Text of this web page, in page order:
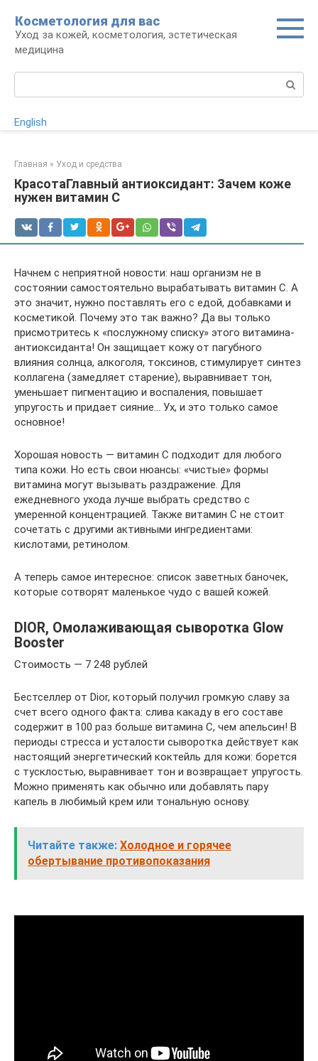
контенту
Косметология для вас
Уход за кожей, косметология, эстетическая
медицина
English
Главная » Уход и средства
КрасотаГлавный антиоксидант: Зачем коже
нужен витамин C
Начнем с неприятной новости: наш организм не в
состоянии самостоятельно вырабатывать витамин С. А
это значит, нужно поставлять его с едой, добавками и
косметикой. Почему это так важно? Да вы только
присмотритесь к «послужному списку» этого витамина-
антиоксиданта! Он защищает кожу от пагубного
влияния солнца, алкоголя, токсинов, стимулирует синтез
коллагена (замедляет старение), выравнивает тон,
уменьшает пигментацию и воспаления, повышает
упругость и придает сияние… Ух, и это только самое
основное!
Хорошая новость — витамин С подходит для любого
типа кожи. Но есть свои нюансы: «чистые» формы
витамина могут вызывать раздражение. Для
ежедневного ухода лучше выбрать средство с
умеренной концентрацией. Также витамин С не стоит
сочетать с другими активными ингредиентами:
кислотами, ретинолом.
А теперь самое интересное: список заветных баночек,
которые сотворят маленькое чудо с вашей кожей.
DIOR, Омолаживающая сыворотка Glow
Booster
Стоимость — 7 248 рублей
Бестселлер от Dior, который получил громкую славу за
счет всего одного факта: слива какаду в его составе
содержит в 100 раз больше витамина С, чем апельсин! В
периоды стресса и усталости сыворотка действует как
настоящий энергетический коктейль для кожи: борется
с тусклостью, выравнивает тон и возвращает упругость.
Можно применять как обычно или добавлять пару
капель в любимый крем или тональную основу.
Читайте также: Холодное и горячее
обертывание противопоказания